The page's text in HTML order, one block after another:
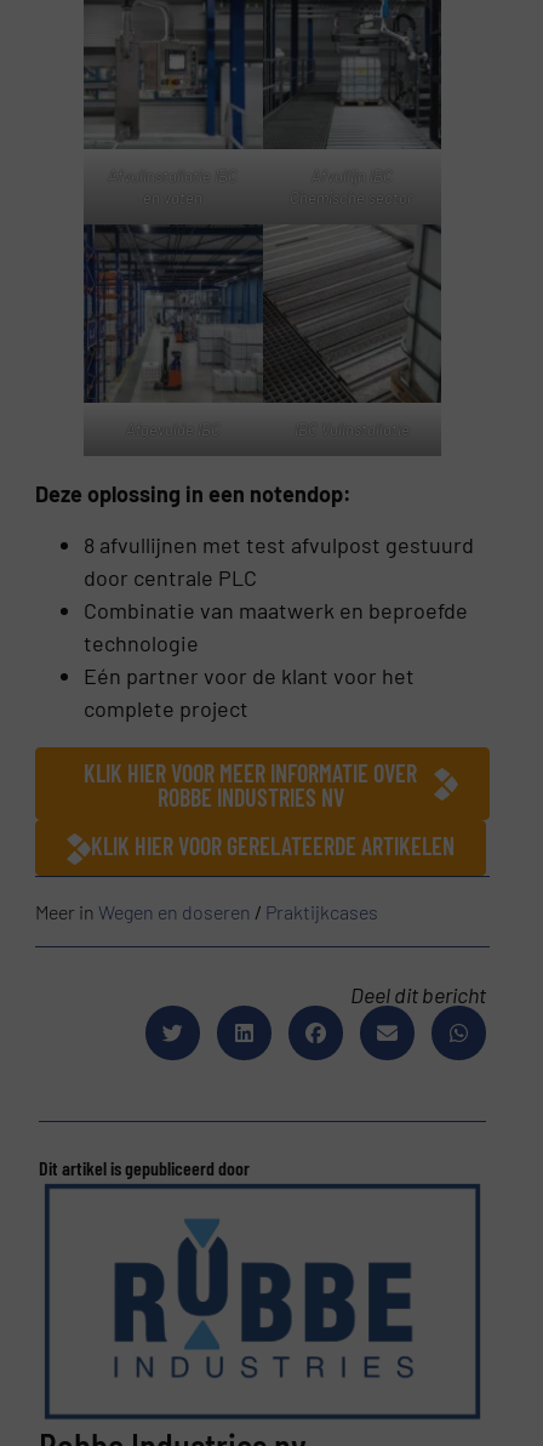
Afvulinstallatie IBC
en vaten
Afvullijn IBC
Chemische sector
Afgevulde IBC IBC Vulinstallatie
Deze oplossing in een notendop:
8 afvullijnen met test afvulpost gestuurd
door centrale PLC
Combinatie van maatwerk en beproefde
technologie
Eén partner voor de klant voor het
complete project
KLIK HIER VOOR MEER INFORMATIE OVER
ROBBE INDUSTRIES NV
KLIK HIER VOOR GERELATEERDE ARTIKELEN
Meer inWegen en doseren / Praktijkcases
Deel dit bericht
Dit artikel is gepubliceerd door